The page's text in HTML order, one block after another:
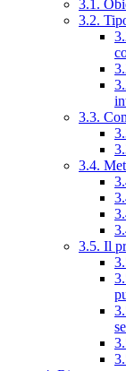
3.1.
3.2.
3.3.
3.4.
3.5. Il